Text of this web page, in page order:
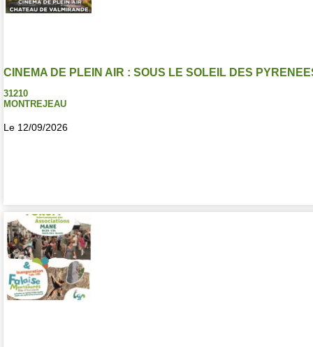
CINEMA DE PLEIN AIR : SOUS LE SOLEIL DES
31210
MONTREJEAU
Le 12/09/2026